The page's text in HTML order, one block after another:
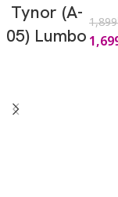
Tynor (A-
05) Lumbo
1,899